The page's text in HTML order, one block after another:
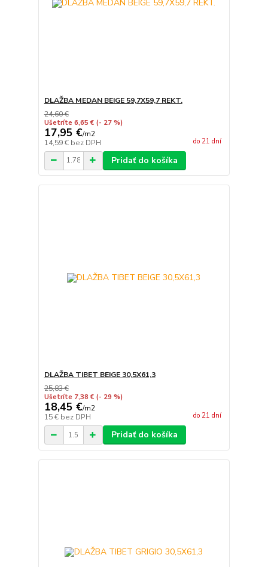
DLAŽBA MEDAN BEIGE 59,7X59,7 REKT.
24,60 €
Ušetríte 6,65 € (- 27 %)
17,95 €/m2
14,59 € bez DPH do 21 dní
Pridať do košíka
DLAŽBA TIBET BEIGE 30,5X61,3
25,83 €
Ušetríte 7,38 € (- 29 %)
18,45 €/m2
15 € bez DPH do 21 dní
Pridať do košíka